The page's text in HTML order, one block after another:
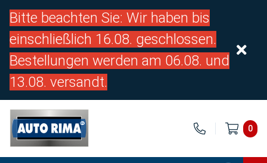
Bitte beachten Sie: Wir haben bis
einschließlich 16.08. geschlossen.
Bestellungen werden am 06.08. und
13.08. versandt.
0